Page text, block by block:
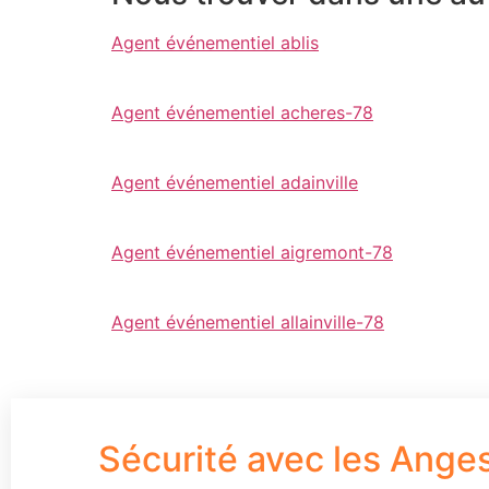
Agent événementiel ablis
Agent événementiel acheres-78
Agent événementiel adainville
Agent événementiel aigremont-78
Agent événementiel allainville-78
Sécurité avec les